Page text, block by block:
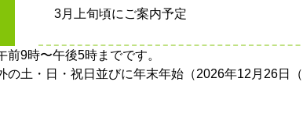
3月上旬頃にご案内予定
9時〜午後5時までです。
の土・日・祝日並びに年末年始（2026年12月26日